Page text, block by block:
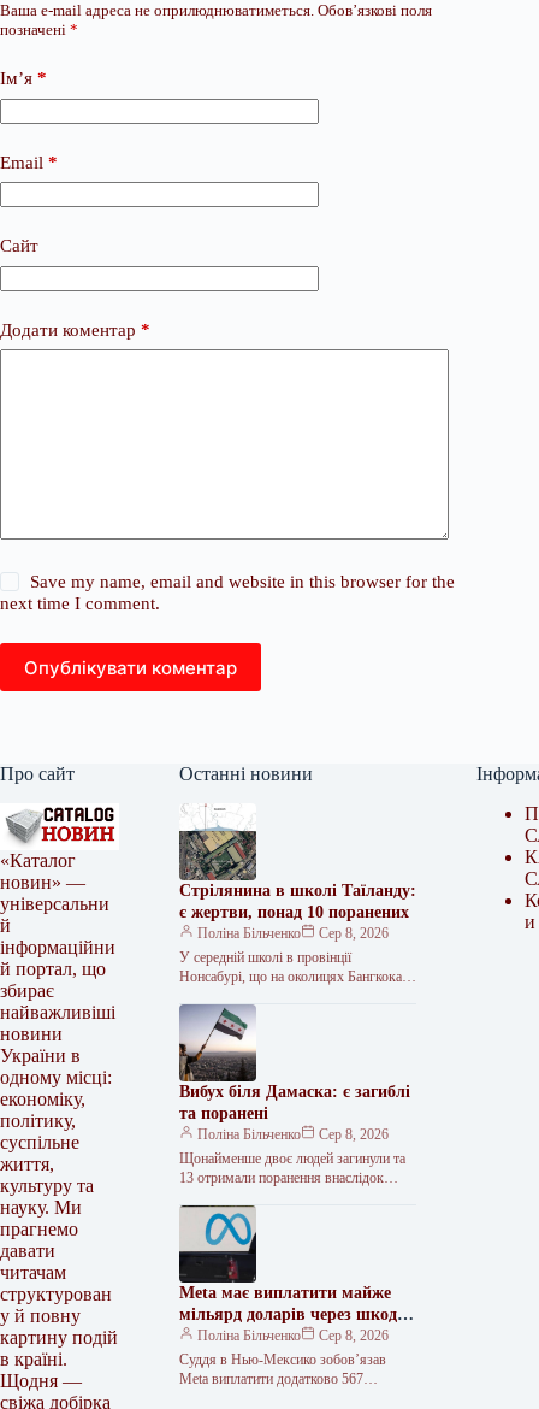
Ваша e-mail адреса не оприлюднюватиметься. Обов’язкові поля
позначені *
Ім’я *
Email *
Сайт
Додати коментар *
Save my name, email and website in this browser for the
next time I comment.
Опублікувати коментар
Про сайт
«Каталог
новин» —
універсальни
й
інформаційни
й портал, що
збирає
найважливіші
новини
України в
одному місці:
економіку,
політику,
суспільне
життя,
культуру та
науку. Ми
прагнемо
давати
читачам
структурован
у й повну
картину подій
в країні.
Щодня —
свіжа добірка
Останні новини
Стрілянина в школі Таїланду:
є жертви, понад 10 поранених
Поліна Більченко
Сер 8, 2026
У середній школі в провінції
Нонсабурі, що на околицях Бангкока
попередніми даними, вчинив 14-річний
учень.…
Вибух біля Дамаска: є загиблі
та поранені
Поліна Більченко
Сер 8, 2026
Щонайменше двоє людей загинули та
13 отримали поранення внаслідок
мікроавтобус поблизу Дамаска. Про
це повідомляє France24…
Meta має виплатити майже
мільярд доларів через шкоду,
завдану дітям соцмережами
Поліна Більченко
Сер 8, 2026
Суддя в Нью-Мексико зобов’язав
Meta виплатити додатково 567
и